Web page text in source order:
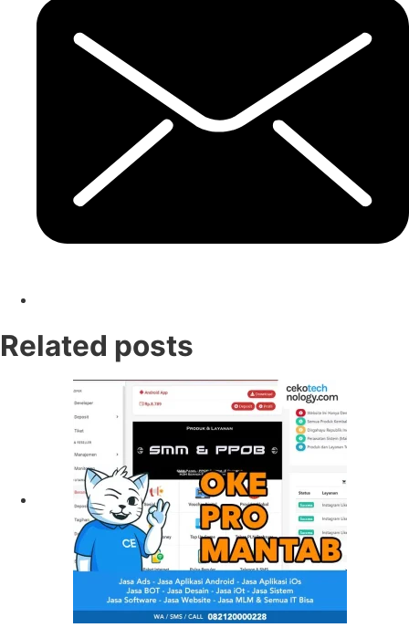
Related posts